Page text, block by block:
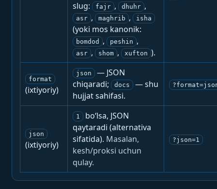
slug:
fajr , dhuhr ,
asr , maghrib , isha
(yoki mos kanonik:
bomdod , peshin ,
asr , shom , xufton ).
format
(ixtiyoriy)
json
— JSON
chiqaradi;
docs
— shu
hujjat sahifasi.
json
(ixtiyoriy)
1
bo‘lsa, JSON
qaytaradi (alternativa
sifatida). Masalan,
kesh/proksi uchun
qulay.
?json=1